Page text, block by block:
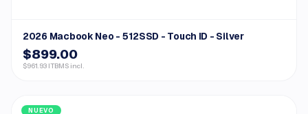
2026 Macbook Neo - 512SSD - Touch ID - Silver
$899.00
$961.93 ITBMS incl.
NUEVO